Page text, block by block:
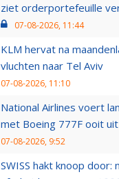
ziet orderportefeuille
07-08-2026, 11:44
KLM hervat na
vluchten naar Tel Aviv
07-08-2026, 11:10
National Airlines voert
met Boeing 777F ooit uit
07-08-2026, 9:52
SWISS hakt knoop door: